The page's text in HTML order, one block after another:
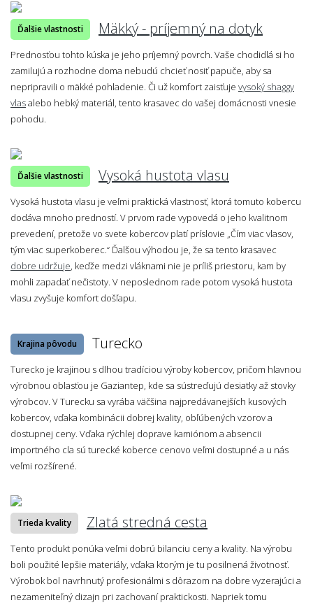
Ďalšie vlastnosti Mäkký - príjemný na dotyk
Prednosťou tohto kúska je jeho príjemný povrch. Vaše chodidlá si ho
zamilujú a rozhodne doma nebudú chcieť nosiť papuče, aby sa
nepripravili o mäkké pohladenie. Či už komfort zaisťuje vysoký shaggy
vlasalebo hebký materiál, tento krasavec do vašej domácnosti vnesie
pohodu.
Ďalšie vlastnosti Vysoká hustota vlasu
Vysoká hustota vlasu je veľmi praktická vlastnosť, ktorá tomuto kobercu
dodáva mnoho predností. V prvom rade vypovedá o jeho kvalitnom
prevedení, pretože vo svete kobercov platí príslovie „Čím viac vlasov,
tým viac superkoberec.“ Ďalšou výhodou je, že sa tento krasavec
dobre udržuje , keďže medzi vláknami nie je príliš priestoru, kam by
mohli zapadať nečistoty. V neposlednom rade potom vysoká hustota
vlasu zvyšuje komfort došľapu.
Krajina pôvodu Turecko
Turecko je krajinou s dlhou tradíciou výroby kobercov, pričom hlavnou
výrobnou oblasťou je Gaziantep, kde sa sústreďujú desiatky až stovky
výrobcov. V Turecku sa vyrába väčšina najpredávanejších kusových
kobercov, vďaka kombinácii dobrej kvality, obľúbených vzorov a
dostupnej ceny. Vďaka rýchlej doprave kamiónom a absencii
importného cla sú turecké koberce cenovo veľmi dostupné a u nás
veľmi rozšírené.
Trieda kvality Zlatá stredná cesta
Tento produkt ponúka veľmi dobrú bilanciu ceny a kvality. Na výrobu
boli použité lepšie materiály, vďaka ktorým je tu posilnená životnosť.
Výrobok bol navrhnutý profesionálmi s dôrazom na dobre vyzerajúci a
nezameniteľný dizajn pri zachovaní praktickosti. Napriek tomu